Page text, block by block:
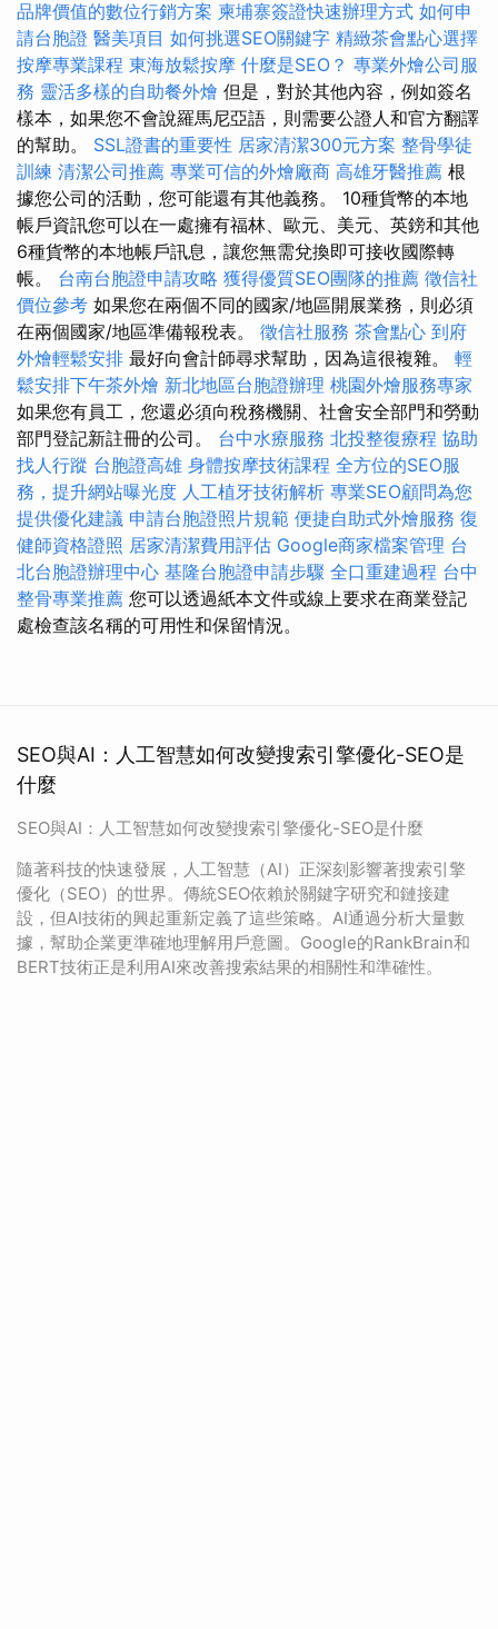
品牌價值的數位行銷方案 柬埔寨簽證快速辦理方式 如何申
請台胞證 醫美項目 如何挑選SEO關鍵字 精緻茶會點心選擇
按摩專業課程 東海放鬆按摩 什麼是SEO？ 專業外燴公司服
務 靈活多樣的自助餐外燴 但是，對於其他內容，例如簽名
樣本，如果您不會說羅馬尼亞語，則需要公證人和官方翻譯
的幫助。 SSL證書的重要性 居家清潔300元方案 整骨學徒
訓練 清潔公司推薦 專業可信的外燴廠商 高雄牙醫推薦 根
據您公司的活動，您可能還有其他義務。 10種貨幣的本地
帳戶資訊您可以在一處擁有福林、歐元、美元、英鎊和其他
6種貨幣的本地帳戶訊息，讓您無需兌換即可接收國際轉
帳。 台南台胞證申請攻略 獲得優質SEO團隊的推薦 徵信社
價位參考 如果您在兩個不同的國家/地區開展業務，則必須
在兩個國家/地區準備報稅表。 徵信社服務 茶會點心 到府
外燴輕鬆安排 最好向會計師尋求幫助，因為這很複雜。 輕
鬆安排下午茶外燴 新北地區台胞證辦理 桃園外燴服務專家
如果您有員工，您還必須向稅務機關、社會安全部門和勞動
部門登記新註冊的公司。 台中水療服務 北投整復療程 協助
找人行蹤 台胞證高雄 身體按摩技術課程 全方位的SEO服
務，提升網站曝光度 人工植牙技術解析 專業SEO顧問為您
提供優化建議 申請台胞證照片規範 便捷自助式外燴服務 復
健師資格證照 居家清潔費用評估 Google商家檔案管理 台
北台胞證辦理中心 基隆台胞證申請步驟 全口重建過程 台中
整骨專業推薦 您可以透過紙本文件或線上要求在商業登記
處檢查該名稱的可用性和保留情況。
SEO與AI：人工智慧如何改變搜索引擎優化-SEO是
什麼
SEO與AI：人工智慧如何改變搜索引擎優化-SEO是什麼
隨著科技的快速發展，人工智慧（AI）正深刻影響著搜索引擎
優化（SEO）的世界。傳統SEO依賴於關鍵字研究和鏈接建
設，但AI技術的興起重新定義了這些策略。AI通過分析大量數
據，幫助企業更準確地理解用戶意圖。Google的RankBrain和
BERT技術正是利用AI來改善搜索結果的相關性和準確性。